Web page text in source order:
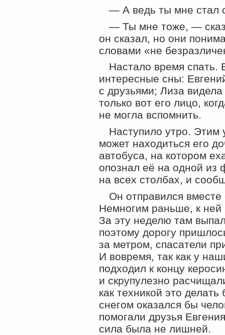
— А ведь ты мне стал
— Ты мне тоже, —
он сказал, но они
словами «не
Настало время спать.
интересные сны:
с друзьями; Лиза
только вот его лицо,
не могла вспомнить.
Наступило утро. Этим
может находиться его
автобуса, на котором
опознал её на одной из
на всех столбах, и
Он отправился вместе
Немногим раньше, к ней
За эту неделю там
поэтому дорогу
за метром, спасатели
И вовремя, так как у
подходил к концу
и скрупулезно
как техникой это
снегом оказался бы
помогали друзья
сила была не лишней.